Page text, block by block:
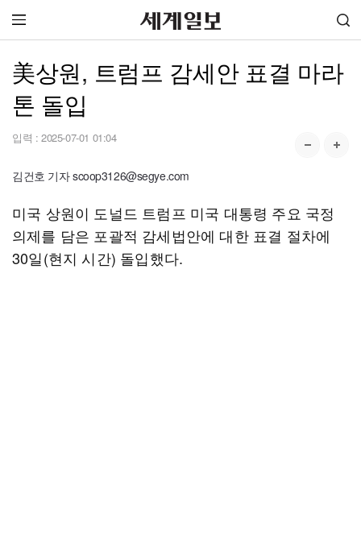
美상원, 트럼프 감세안 표결 마라
톤 돌입
입력 : 2025-07-01 01:04
김건호 기자 scoop3126@segye.com
미국 상원이 도널드 트럼프 미국 대통령 주요 국정
의제를 담은 포괄적 감세법안에 대한 표결 절차에
30일(현지 시간) 돌입했다.